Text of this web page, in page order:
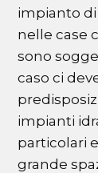
impianto
nelle case
sono
caso ci
impianti
particolari
grande